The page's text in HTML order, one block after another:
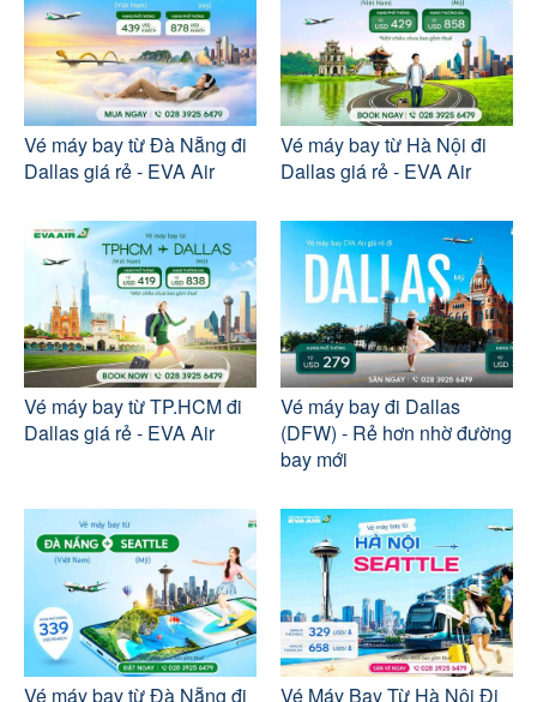
Vé máy bay từ Đà Nẵng đi
Dallas giá rẻ - EVA Air
Vé máy bay từ Hà Nội đi
Dallas giá rẻ - EVA Air
Vé máy bay từ TP.HCM đi
Dallas giá rẻ - EVA Air
Vé máy bay đi Dallas
(DFW) - Rẻ hơn nhờ đường
bay mới
Vé máy bay từ Đà Nẵng đi Vé Máy Bay Từ Hà Nội Đi